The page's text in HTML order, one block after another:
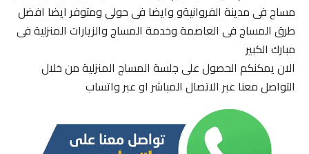
مساج فى مدينة الفروانيةو وايضا فى حولى ومتوفر ايضا افضل
طرق المساج فى العاصمة وخدمة المساج والزيارات المنزلية فى
مبارك الكبير
الان يمكنكم الحصول على جلسة المساج المنزلية من خلال
التواصل معنا عبر الاتصال المباشر او عبر واتساب